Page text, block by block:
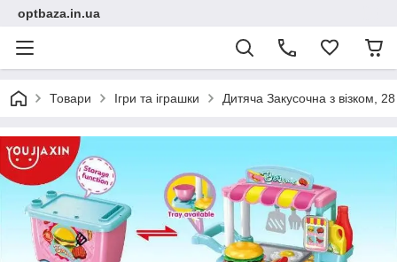
optbaza.in.ua
Товари Ігри та іграшки Дитяча Закусочна з візком,